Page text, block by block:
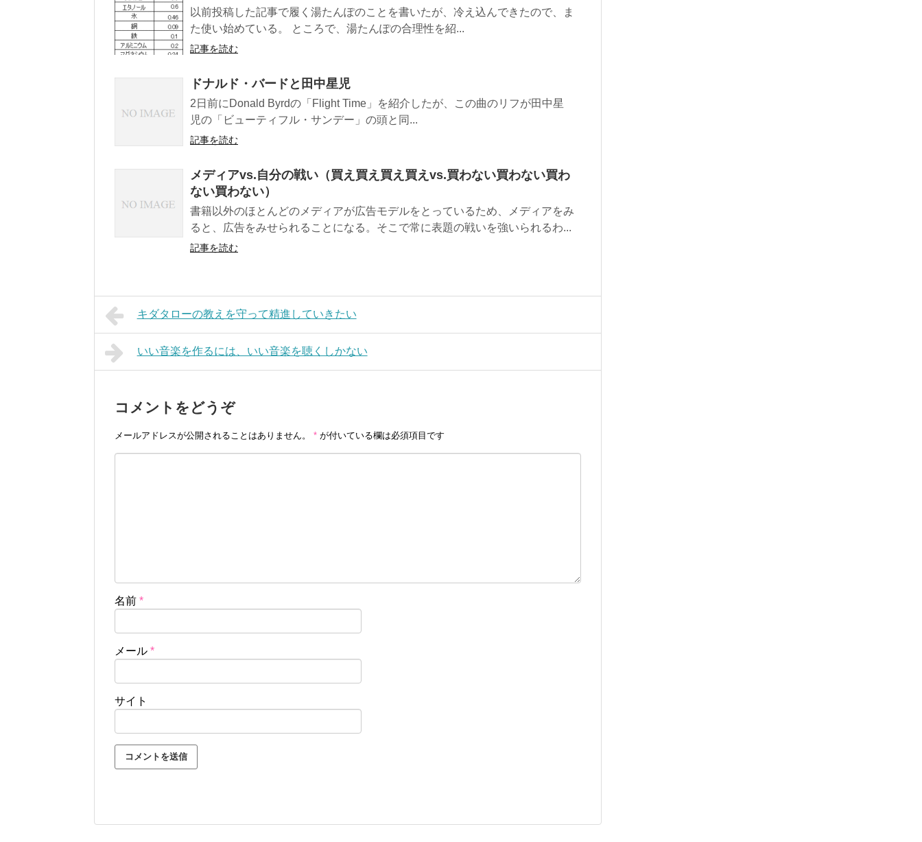
以前投稿した記事で履く湯たんぽのことを書いたが、冷え込んできたので、ま
た使い始めている。 ところで、湯たんぽの合理性を紹...
記事を読む
ドナルド・バードと田中星児
2日前にDonald Byrdの「Flight Time」を紹介したが、この曲のリフが田中星
児の「ビューティフル・サンデー」の頭と同...
記事を読む
メディアvs.自分の戦い（買え買え買え買えvs.買わない買わない買わ
ない買わない）
書籍以外のほとんどのメディアが広告モデルをとっているため、メディアをみ
ると、広告をみせられることになる。そこで常に表題の戦いを強いられるわ...
記事を読む
キダタローの教えを守って精進していきたい
いい音楽を作るには、いい音楽を聴くしかない
コメントをどうぞ
メールアドレスが公開されることはありません。 * が付いている欄は必須項目です
名前 *
メール *
サイト